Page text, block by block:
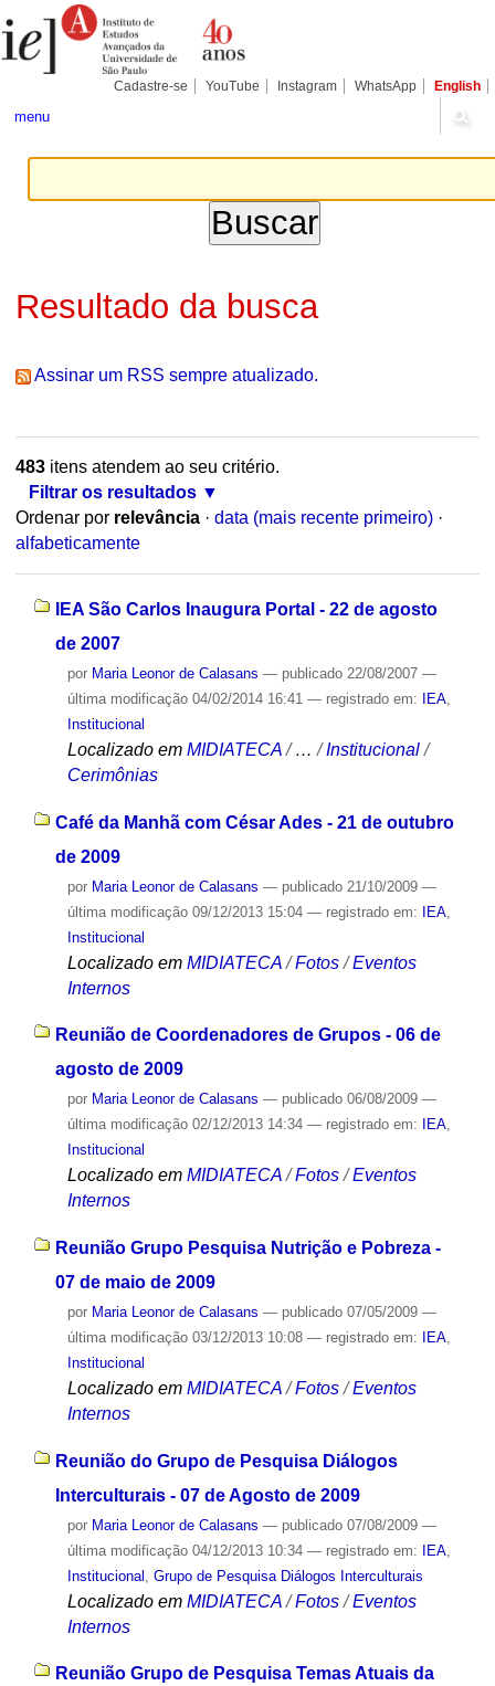
para
conteúdo.
Pessoais
Cadastre-se YouTube Instagram WhatsApp English
menu
Resultado da busca
Assinar um RSS sempre atualizado.
483itens atendem ao seu critério.
Filtrar os resultados
Ordenar por relevância · data (mais recente primeiro) ·
alfabeticamente
IEA São Carlos Inaugura Portal - 22 de agosto
de 2007
por Maria Leonor de Calasans — publicado22/08/2007 —
última modificação04/02/2014 16:41 — registrado em: IEA,
Institucional
Localizado em MIDIATECA /…/Institucional /
Cerimônias
Café da Manhã com César Ades - 21 de outubro
de 2009
por Maria Leonor de Calasans — publicado21/10/2009 —
última modificação09/12/2013 15:04 — registrado em: IEA,
Institucional
Localizado em MIDIATECA /Fotos /Eventos
Internos
Reunião de Coordenadores de Grupos - 06 de
agosto de 2009
por Maria Leonor de Calasans — publicado06/08/2009 —
última modificação02/12/2013 14:34 — registrado em: IEA,
Institucional
Localizado em MIDIATECA /Fotos /Eventos
Internos
Reunião Grupo Pesquisa Nutrição e Pobreza -
07 de maio de 2009
por Maria Leonor de Calasans — publicado07/05/2009 —
última modificação03/12/2013 10:08 — registrado em: IEA,
Institucional
Localizado em MIDIATECA /Fotos /Eventos
Internos
Reunião do Grupo de Pesquisa Diálogos
Interculturais - 07 de Agosto de 2009
por Maria Leonor de Calasans — publicado07/08/2009 —
última modificação04/12/2013 10:34 — registrado em: IEA,
Institucional Grupo de Pesquisa Diálogos Interculturais
Localizado em MIDIATECA /Fotos /Eventos
Internos
Reunião Grupo de Pesquisa Temas Atuais da